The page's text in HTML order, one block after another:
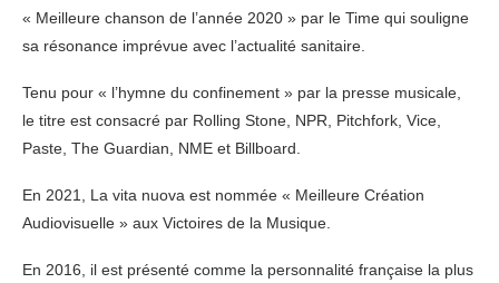
« Meilleure chanson de l’année 2020 » par le Time qui souligne
sa résonance imprévue avec l’actualité sanitaire.
Tenu pour « l’hymne du confinement » par la presse musicale,
le titre est consacré par Rolling Stone, NPR, Pitchfork, Vice,
Paste, The Guardian, NME et Billboard.
En 2021, La vita nuova est nommée « Meilleure Création
Audiovisuelle » aux Victoires de la Musique.
En 2016, il est présenté comme la personnalité française la plus